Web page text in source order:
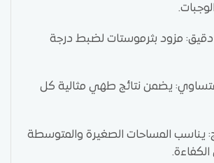
مزود بثرموستات لضبط درجة
متساوي: يضمن نتائج طهي مثالية كل
يناسب المساحات الصغيرة والمتوسطة
الكفاءة.